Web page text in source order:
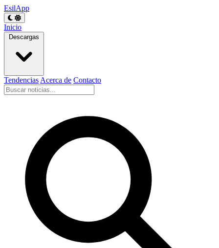
EsilApp
Inicio
Descargas
Tendencias Acerca de Contacto